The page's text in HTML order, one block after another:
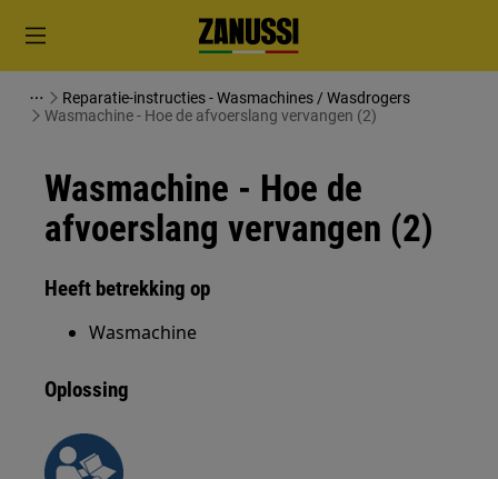
Reparatie-instructies - Wasmachines / Wasdrogers
Wasmachine - Hoe de afvoerslang vervangen (2)
Wasmachine - Hoe de
afvoerslang vervangen (2)
Heeft betrekking op
Wasmachine
Oplossing